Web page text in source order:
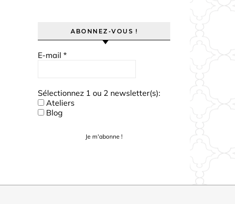
ABONNEZ-VOUS !
E-mail *
Sélectionnez 1 ou 2 newsletter(s):
Ateliers
Blog